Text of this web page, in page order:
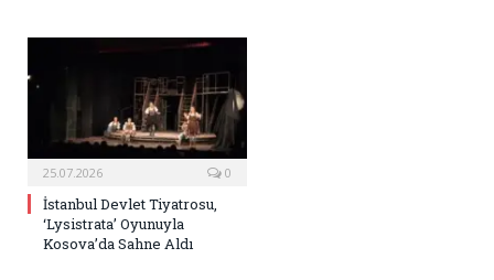
25.07.2026 0
İstanbul Devlet Tiyatrosu,
‘Lysistrata’ Oyunuyla
Kosova’da Sahne Aldı